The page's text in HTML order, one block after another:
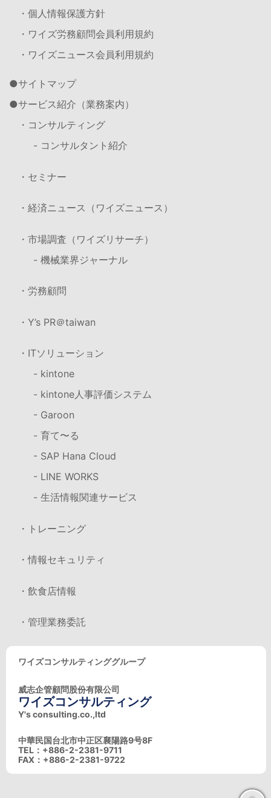
・個人情報保護方針
・ワイズ労務顧問会員利用規約
・ワイズニュース会員利用規約
サイトマップ
サービス紹介（業務案内）
・コンサルティング
- コンサルタント紹介
・セミナー
・経済ニュース（ワイズニュース）
・市場調査（ワイズリサーチ）
- 機械業界ジャーナル
・労務顧問
・Y’s PR＠taiwan
・ITソリューション
- kintone
- kintone人事評価システム
- Garoon
- 育て〜る
- SAP Hana Cloud
- LINE WORKS
- 生活情報関連サービス
・トレーニング
・情報セキュリティ
・飲食店情報
・管理業務委託
ワイズコンサルティンググループ
威志企管顧問股份有限公司
ワイズコンサルティング
Y's consulting.co.,ltd
中華民国台北市中正区襄陽路9号8F
TEL：+886-2-2381-9711
FAX：+886-2-2381-9722